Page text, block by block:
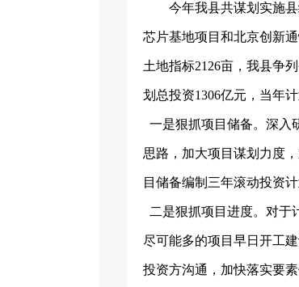
今年我县共谋划实施
芯片基地项目和北京创新
土地指标2126亩，我县争
划总投资1306亿元，当年
一是狠抓项目储备。深入
思路，加大项目谋划力度
目储备编制三年滚动投资
二是狠抓项目进度。对于
尽可能多的项目早日开工
投资方沟通，加快落实要